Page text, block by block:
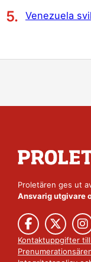
Venezuela
Proletären ges ut
Ansvarig utgivare
Kontaktuppgifter